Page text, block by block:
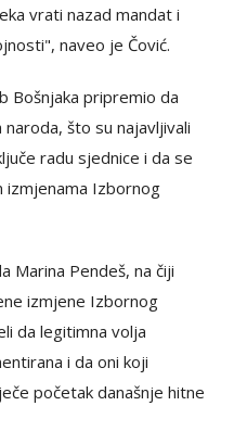
vrati nazad mandat i
naveo je Čović.
Bošnjaka pripremio da
što su najavljivali
radu sjednice i da se
izmjenama Izbornog
Marina Pendeš, na čiji
izmjene Izbornog
da legitimna volja
i da oni koji
početak današnje hitne